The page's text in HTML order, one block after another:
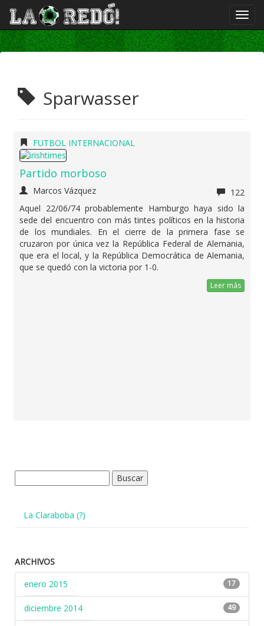
Sparwasser
FUTBOL INTERNACIONAL
Partido morboso
Marcos Vázquez
122
Aquel 22/06/74 probablemente Hamburgo haya sido la
sede del encuentro con más tintes políticos en la historia
de los mundiales. En el cierre de la primera fase se
cruzaron por única vez la República Federal de Alemania,
que era el local, y la República Democrática de Alemania,
que se quedó con la victoria por 1-0.
Leer más
La Claraboba (?)
ARCHIVOS
enero 2015
17
diciembre 2014 49